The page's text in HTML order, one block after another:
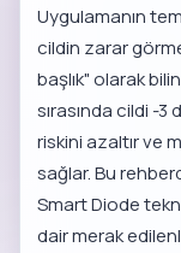
Uygulamanın
cildin zarar
başlık" olarak
sırasında cildi -
riskini azaltır ve
sağlar. Bu
Smart Diode
dair merak